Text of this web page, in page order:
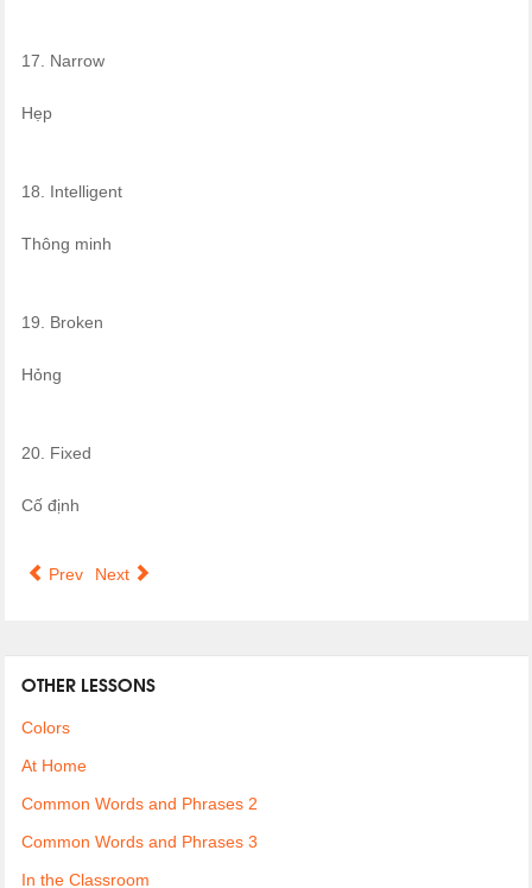
17. Narrow
Hẹp
18. Intelligent
Thông minh
19. Broken
Hỏng
20. Fixed
Cố định
Prev Next
OTHER LESSONS
Colors
At Home
Common Words and Phrases 2
Common Words and Phrases 3
In the Classroom